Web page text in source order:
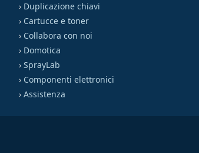
› Duplicazione chiavi
› Cartucce e toner
› Collabora con noi
› Domotica
›SprayLab
› Componenti elettronici
›Assistenza